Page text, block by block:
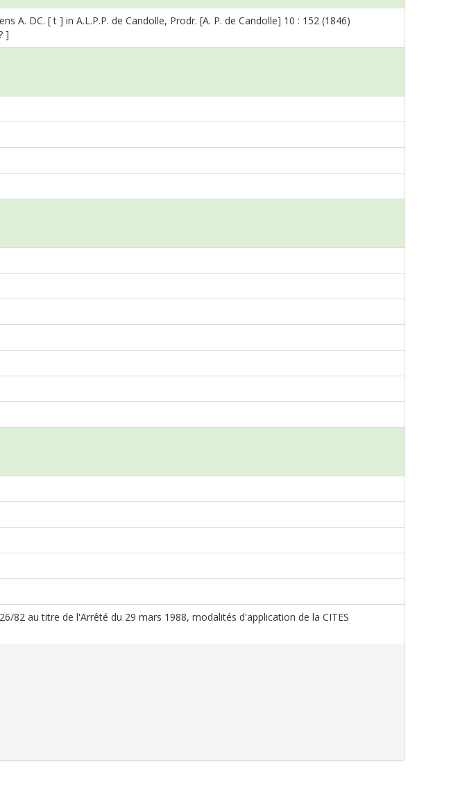
A. DC. [ t ] in A.L.P.P. de Candolle, Prodr. [A. P. de Candolle] 10 : 152 (1846)
]
82 au titre de l'Arrêté du 29 mars 1988, modalités d'application de la CITES